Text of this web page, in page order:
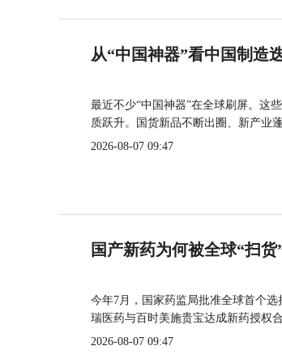
从“中国神器”看中国制造
最近不少“中国神器”在全球刷屏。这
质跃升。国货新品不断出圈、新产业
2026-08-07 09:47
国产新药为何被全球“扫货
今年7月，国家药监局批准全球首个
瑞医药与百时美施贵宝达成新药授权
2026-08-07 09:47